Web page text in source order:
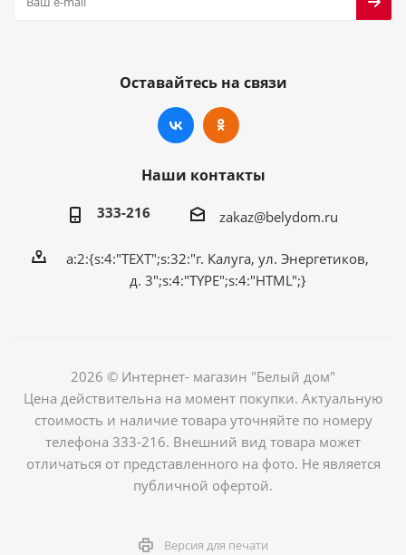
Оставайтесь на связи
Наши контакты
333-216 zakaz@belydom.ru
a:2:{s:4:"TEXT";s:32:"г. Калуга, ул. Энергетиков,
д. 3";s:4:"TYPE";s:4:"HTML";}
2026 © Интернет- магазин "Белый дом"
Цена действительна на момент покупки. Актуальную
стоимость и наличие товара уточняйте по номеру
телефона 333-216. Внешний вид товара может
отличаться от представленного на фото. Не является
публичной офертой.
Версия для печати